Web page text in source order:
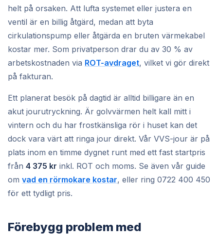
helt på orsaken. Att lufta systemet eller justera en
ventil är en billig åtgärd, medan att byta
cirkulationspump eller åtgärda en bruten värmekabel
kostar mer. Som privatperson drar du av 30 % av
arbetskostnaden via ROT-avdraget, vilket vi gör direkt
på fakturan.
Ett planerat besök på dagtid är alltid billigare än en
akut jourutryckning. Är golvvärmen helt kall mitt i
vintern och du har frostkänsliga rör i huset kan det
dock vara värt att ringa jour direkt. Vår VVS-jour är på
plats inom en timme dygnet runt med ett fast startpris
från 4 375 kr inkl. ROT och moms. Se även vår guide
om vad en rörmokare kostar, eller ring 0722 400 450
för ett tydligt pris.
Förebygg problem med